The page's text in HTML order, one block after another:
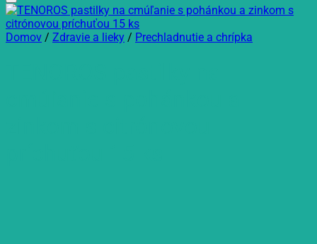
Domov / Zdravie a lieky / Prechladnutie a chrípka